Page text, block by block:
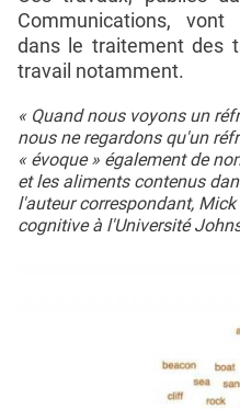
Communications,
dans le traitement des
travail notamment.
« Quand nous voyons un
nous ne regardons qu'un
« évoque » également de
et les aliments contenus
l'auteur correspondant,
cognitive à l'Université